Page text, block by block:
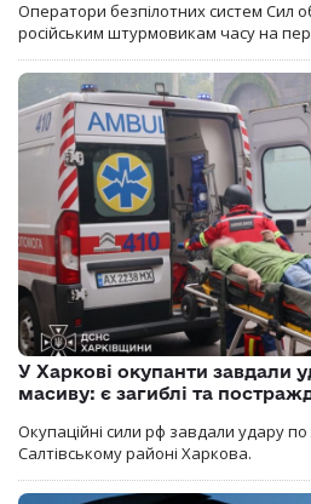
Оператори безпілотних систем Сил
російським штурмовикам часу на
У Харкові окупанти завдали
масиву: є загиблі та
Окупаційні сили рф завдали удару
Салтівському районі Харкова.